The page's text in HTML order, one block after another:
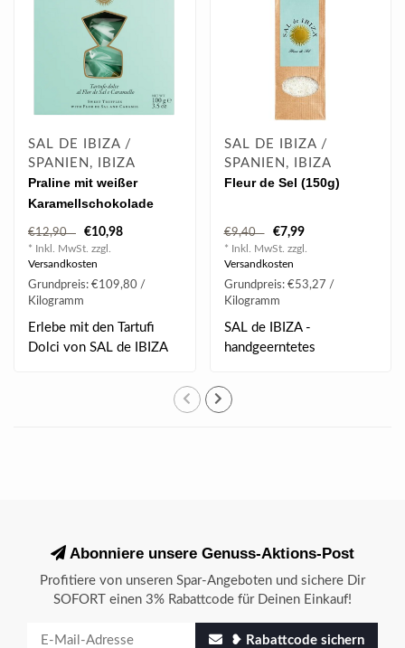
SAL DE IBIZA /
SPANIEN, IBIZA
Praline mit weißer
Karamellschokolade
Flor de Sal (100 g)
€12,90 €10,98
* Inkl. MwSt. zzgl.
Versandkosten
Grundpreis: €109,80 /
Kilogramm
Erlebe mit den Tartufi
Dolci von SAL de IBIZA
SAL DE IBIZA /
SPANIEN, IBIZA
Fleur de Sel (150g)
€9,40 €7,99
* Inkl. MwSt. zzgl.
Versandkosten
Grundpreis: €53,27 /
Kilogramm
SAL de IBIZA -
handgeerntetes
nach Art d..
Abonniere unsere Genuss-Aktions-Post
Profitiere von unseren Spar-Angeboten und sichere Dir
SOFORT einen 3% Rabattcode für Deinen Einkauf!
❥ Rabattcode sichern